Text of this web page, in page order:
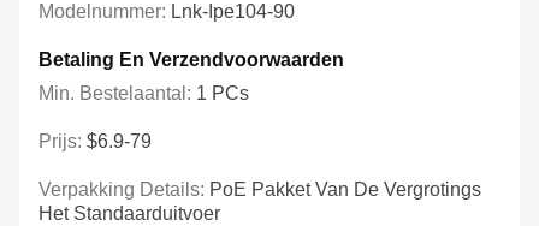
Modelnummer: Lnk-Ipe104-90
Betaling En Verzendvoorwaarden
Min. Bestelaantal: 1 PCs
Prijs: $6.9-79
Verpakking Details: PoE Pakket Van De Vergrotings
Het Standaarduitvoer